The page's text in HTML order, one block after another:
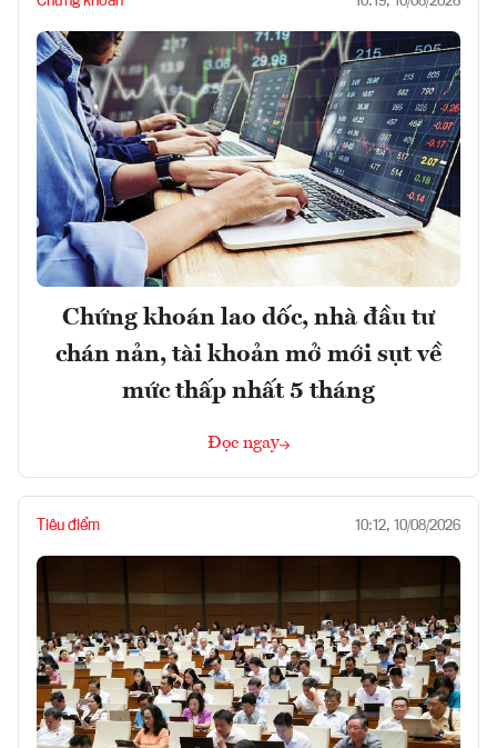
Chứng khoán lao dốc, nhà đầu tư
chán nản, tài khoản mở mới sụt về
mức thấp nhất 5 tháng
Đọc ngay
Tiêu điểm 10:12, 10/08/2026